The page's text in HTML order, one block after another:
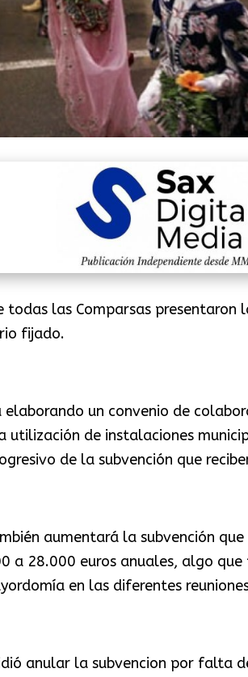
todas las Comparsas
fijado.
elaborando un convenio de
utilización de instalaciones
de la subvención que
aumentará la subvención
a 28.000 euros anuales, algo
en las diferentes
anular la subvencion por falta